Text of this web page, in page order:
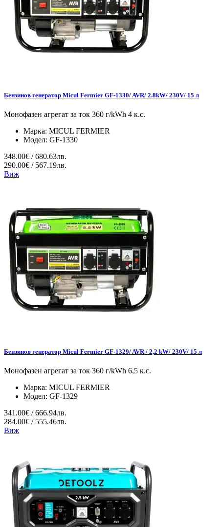
Бензинов генератор Micul Fermier GF-1330/ AVR/ 2.8kW/ 230V/ 15 л
Монофазен агрегат за ток 360 г/kWh 4 к.с.
Марка: MICUL FERMIER
Модел: GF-1330
348.00€ / 680.63лв.
290.00€ / 567.19лв.
Виж
Бензинов генератор Micul Fermier GF-1329/ AVR / 2,2 kW/ 230V/ 15 л
Монофазен агрегат за ток 360 г/kWh 6,5 к.с.
Марка: MICUL FERMIER
Модел: GF-1329
341.00€ / 666.94лв.
284.00€ / 555.46лв.
Виж